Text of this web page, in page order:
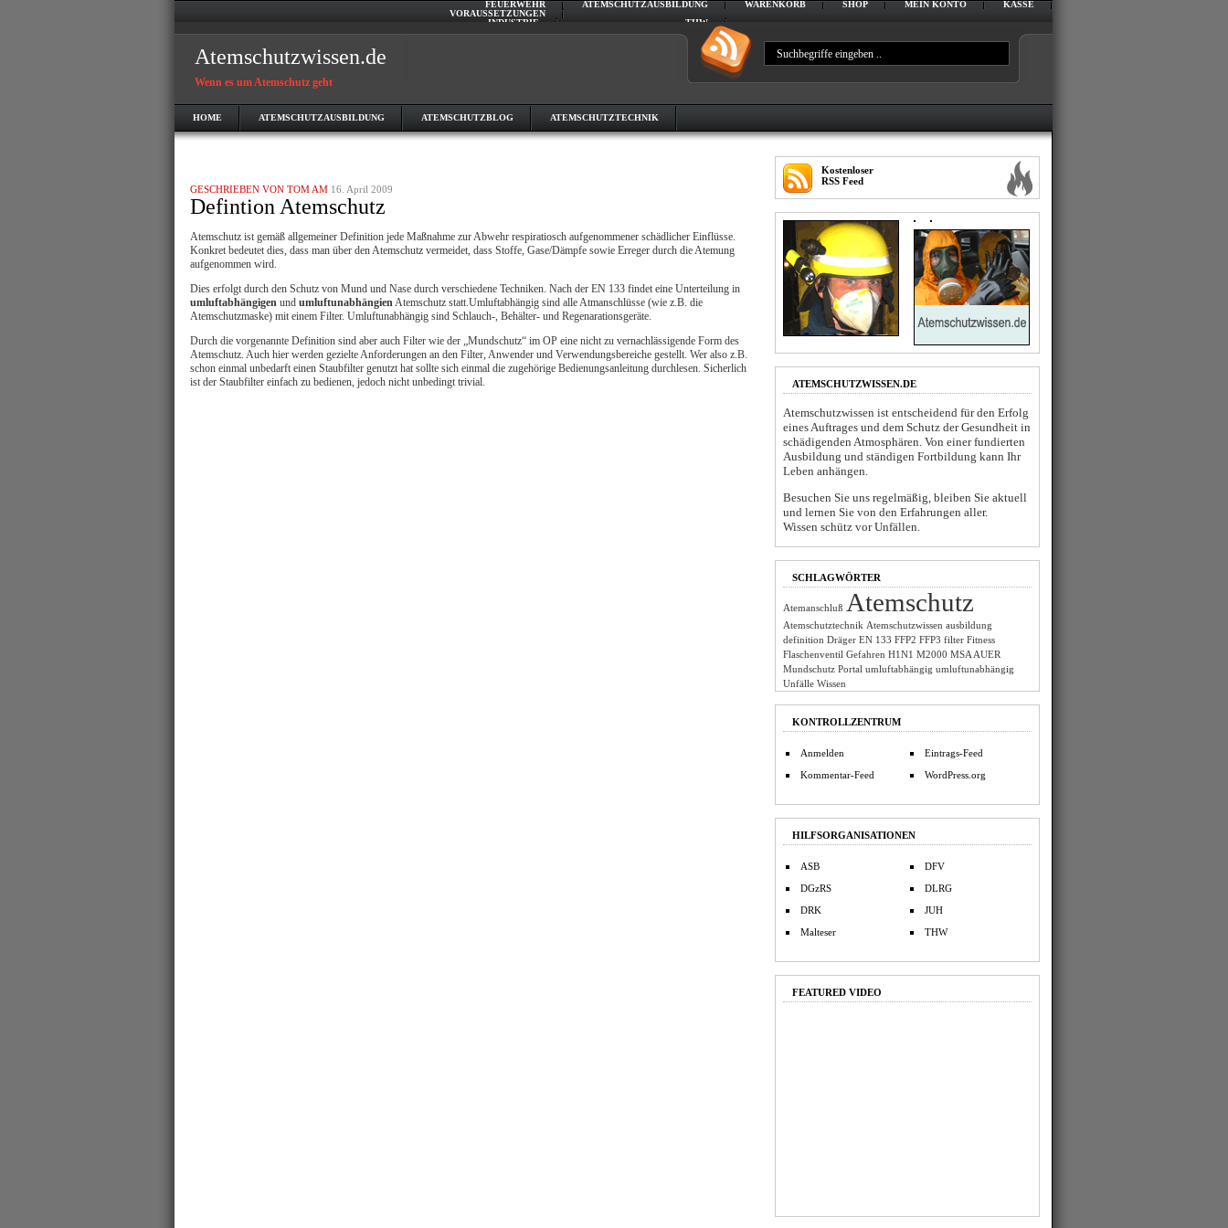
KASSE
MEIN KONTO
SHOP
WARENKORB
ATEMSCHUTZAUSBILDUNG
FEUERWEHR
VORAUSSETZUNGEN
THW
INDUSTRIE
DATENSCHUTZERKLÄRUNG
IMPRESSUM
Atemschutzwissen.de
Wenn es um Atemschutz geht
HOME ATEMSCHUTZAUSBILDUNG ATEMSCHUTZBLOG ATEMSCHUTZTECHNIK
GESCHRIEBEN VON TOM AM 16. April 2009
Defintion Atemschutz
Atemschutz ist gemäß allgemeiner Definition jede Maßnahme zur Abwehr respiratiosch aufgenommener schädlicher Einflüsse.
Konkret bedeutet dies, dass man über den Atemschutz vermeidet, dass Stoffe, Gase/Dämpfe sowie Erreger durch die Atemung
aufgenommen wird.
Dies erfolgt durch den Schutz von Mund und Nase durch verschiedene Techniken. Nach der EN 133 findet eine Unterteilung in
umluftabhängigen und umluftunabhängienAtemschutz statt.Umluftabhängig sind alle Atmanschlüsse (wie z.B. die
Atemschutzmaske) mit einem Filter. Umluftunabhängig sind Schlauch-, Behälter- und Regenarationsgeräte.
Durch die vorgenannte Definition sind aber auch Filter wie der „Mundschutz“ im OP eine nicht zu vernachlässigende Form des
Atemschutz. Auch hier werden gezielte Anforderungen an den Filter, Anwender und Verwendungsbereiche gestellt. Wer also z.B.
schon einmal unbedarft einen Staubfilter genutzt hat sollte sich einmal die zugehörige Bedienungsanleitung durchlesen. Sicherlich
ist der Staubfilter einfach zu bedienen, jedoch nicht unbedingt trivial.
Kostenloser
RSS Feed
ATEMSCHUTZWISSEN.DE
Atemschutzwissen ist entscheidend für den Erfolg
eines Auftrages und dem Schutz der Gesundheit in
schädigenden Atmosphären. Von einer fundierten
Ausbildung und ständigen Fortbildung kann Ihr
Leben anhängen.
Besuchen Sie uns regelmäßig, bleiben Sie aktuell
und lernen Sie von den Erfahrungen aller.
Wissen schütz vor Unfällen.
SCHLAGWÖRTER
Atemanschluß Atemschutz
Atemschutztechnik Atemschutzwissen ausbildung
definition Dräger EN 133 FFP2 FFP3 filter Fitness
Flaschenventil Gefahren H1N1 M2000 MSA AUER
Mundschutz Portal umluftabhängig umluftunabhängig
Unfälle Wissen
KONTROLLZENTRUM
Anmelden
Eintrags-Feed
Kommentar-Feed
WordPress.org
HILFSORGANISATIONEN
ASB
DFV
DGzRS
DLRG
DRK
JUH
Malteser
THW
FEATURED VIDEO